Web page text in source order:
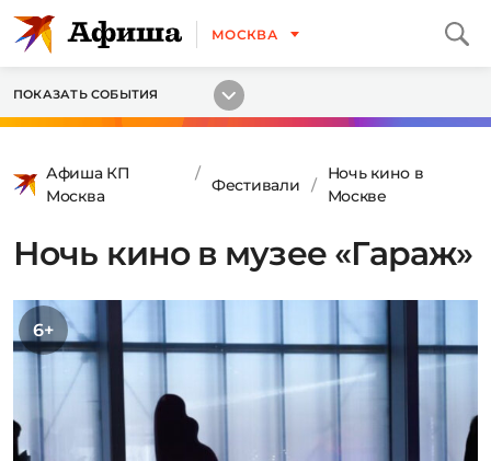
МОСКВА
ПОКАЗАТЬ СОБЫТИЯ
Афиша КП
Москва
Фестивали
Ночь кино в
Москве
Ночь кино в музее «Гараж»
6+